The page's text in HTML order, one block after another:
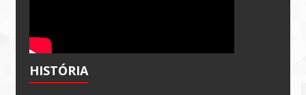
HISTÓRIA